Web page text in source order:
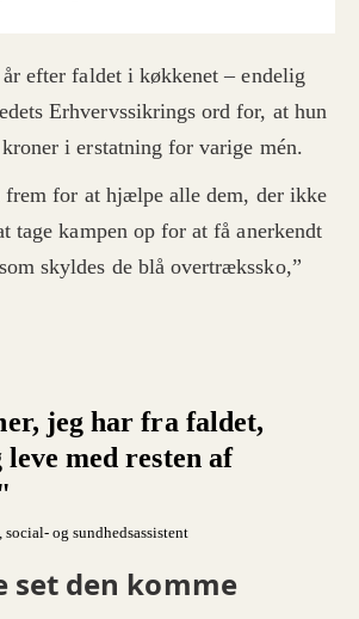
efter faldet i køkkenet – endelig
Erhvervssikrings ord for, at hun
i erstatning for varige mén.
frem for at hjælpe alle dem, der ikke
tage kampen op for at få anerkendt
skyldes de blå overtrækssko,”
jeg har fra faldet,
leve med resten af
, social- og sundhedsassistent
set den komme